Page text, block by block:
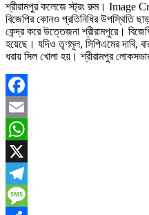
শ্রীরামপুর কলেজে স্ট্রং রুম। Image
বিজেপির কোনও প্রতিনিধির উপস্থিতি
কেন্দ্র করে উত্তেজনা শ্রীরামপুরে।
হয়েছে। যদিও তৃণমূল, সিপিএমের দাবি,
ধরায় সিল খোলা হয়। শ্রীরামপুর
Facebook
Email
WhatsApp
X
Telegram